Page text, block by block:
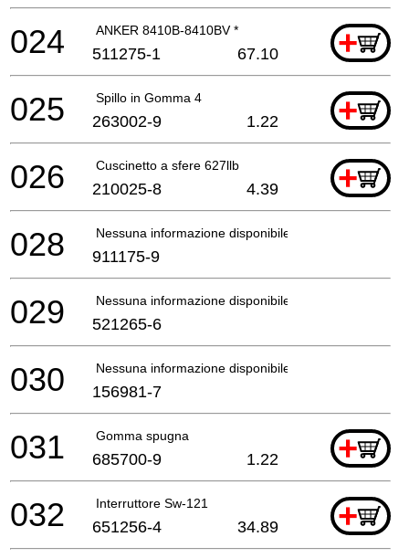
ANKER 8410B-8410BV * +
024 511275-1 67.10
Spillo in Gomma 4 +
025 263002-9 1.22
Cuscinetto a sfere 627llb +
026 210025-8 4.39
Nessuna informazione disponibile, non ordinabile
028 911175-9
Nessuna informazione disponibile, non ordinabile
029 521265-6
Nessuna informazione disponibile, non ordinabile
030 156981-7
Gomma spugna +
031 685700-9 1.22
Interruttore Sw-121 +
032 651256-4 34.89